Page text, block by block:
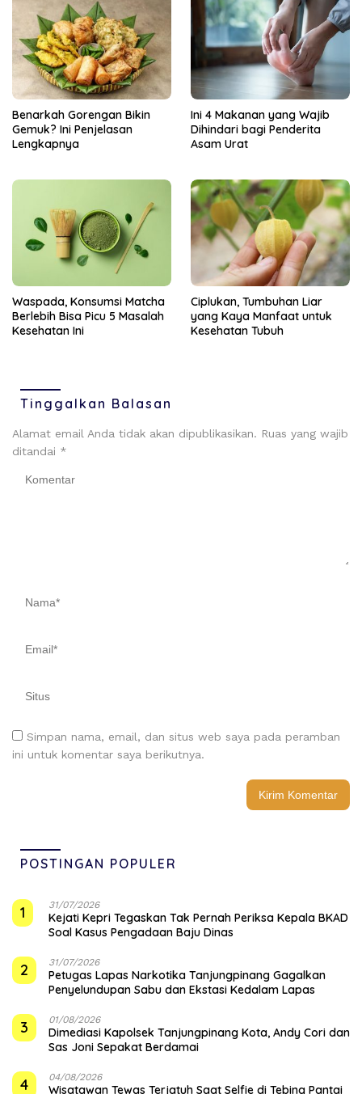
Benarkah Gorengan Bikin
Gemuk? Ini Penjelasan
Lengkapnya
Ini 4 Makanan yang Wajib
Dihindari bagi Penderita
Asam Urat
Waspada, Konsumsi Matcha
Berlebih Bisa Picu 5 Masalah
Kesehatan Ini
Ciplukan, Tumbuhan Liar
yang Kaya Manfaat untuk
Kesehatan Tubuh
Tinggalkan Balasan
Alamat email Anda tidak akan dipublikasikan. Ruas yang wajib
ditandai *
Simpan nama, email, dan situs web saya pada peramban
ini untuk komentar saya berikutnya.
POSTINGAN POPULER
1 31/07/2026
Kejati Kepri Tegaskan Tak Pernah Periksa Kepala BKAD
Soal Kasus Pengadaan Baju Dinas
2 31/07/2026
Petugas Lapas Narkotika Tanjungpinang Gagalkan
Penyelundupan Sabu dan Ekstasi Kedalam Lapas
3 01/08/2026
Dimediasi Kapolsek Tanjungpinang Kota, Andy Cori dan
Sas Joni Sepakat Berdamai
4 04/08/2026
Wisatawan Tewas Terjatuh Saat Selfie di Tebing Pantai